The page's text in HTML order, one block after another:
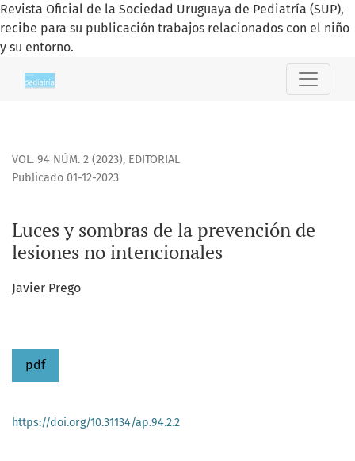
Revista Oficial de la Sociedad Uruguaya de Pediatría (SUP),
recibe para su publicación trabajos relacionados con el niño
y su entorno.
Luces y sombras de la prevención de lesiones no
VOL. 94 NÚM. 2 (2023), EDITORIAL
Luces y sombras de la prevención de
lesiones no intencionales
Publicado 01-12-2023
Javier Prego
pdf
https://doi.org/10.31134/ap.94.2.2